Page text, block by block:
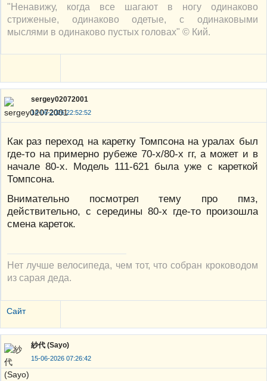
"Ненавижу, когда все шагают в ногу одинаково
стриженые, одинаково одетые, с одинаковыми
мыслями в одинаково пустых головах" © Кий.
sergey02072001
14-06-2026 22:52:52
Как раз переход на каретку Томпсона на уралах был
где-то на примерно рубеже 70-х/80-х гг, а может и в
начале 80-х. Модель 111-621 была уже с кареткой
Томпсона.
Внимательно посмотрел тему про пмз,
действительно, с середины 80-х где-то произошла
смена кареток.
Нет лучше велосипеда, чем тот, что собран кроководом
из сарая деда.
Сайт
紗代 (Sayo)
15-06-2026 07:26:42